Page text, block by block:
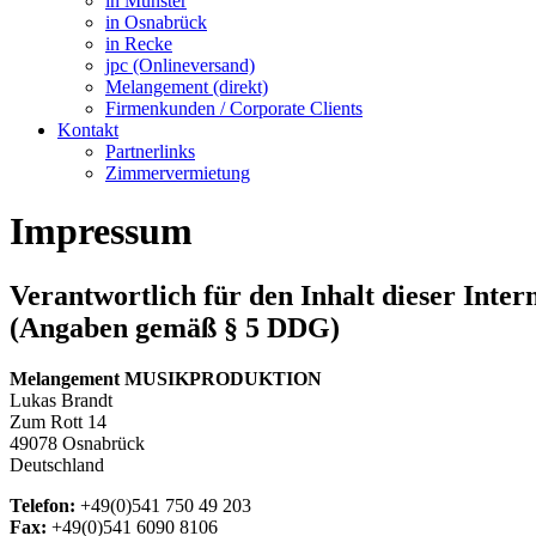
in Osnabrück
in Recke
jpc (Onlineversand)
Melangement (direkt)
Firmenkunden / Corporate Clients
Kontakt
Partnerlinks
Zimmervermietung
Impressum
Verantwortlich für den Inhalt dieser
(Angaben gemäß § 5 DDG)
Melangement MUSIKPRODUKTION
Lukas Brandt
Zum Rott 14
49078 Osnabrück
Deutschland
Telefon: +49(0)541 750 49 203
Fax: +49(0)541 6090 8106